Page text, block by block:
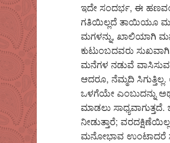
ಇದೇ ಸಂದರ್ಭ, ಈ
ಗತಿಯಿಲ್ಲದೆ ತಾಯಿಯೂ
ಮಗಳನ್ನು, ಖಾಲಿಯಾಗಿ
ಕುಟುಂಬದವರು
ಮನೆಗಳ ನಡುವೆ
ಆದರೂ, ನೆಮ್ಮದಿ
ಒಳಗೆಯೇ ಎಂಬುದನ್ನು
ಮಾಡಲು
ನೀಡುತ್ತಾರೆ;
ಮನೋಭಾವ ಉಂಟಾದರೆ